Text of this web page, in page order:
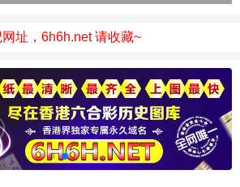
址，6h6h.net 请收藏~